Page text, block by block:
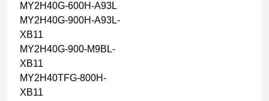
MY2H40G-600H-A93L
MY2H40G-900H-A93L-
XB11
MY2H40G-900-M9BL-
XB11
MY2H40TFG-800H-
XB11